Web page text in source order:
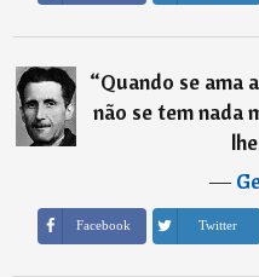
“Quando se ama
não se tem nada
―
Facebook Twitter